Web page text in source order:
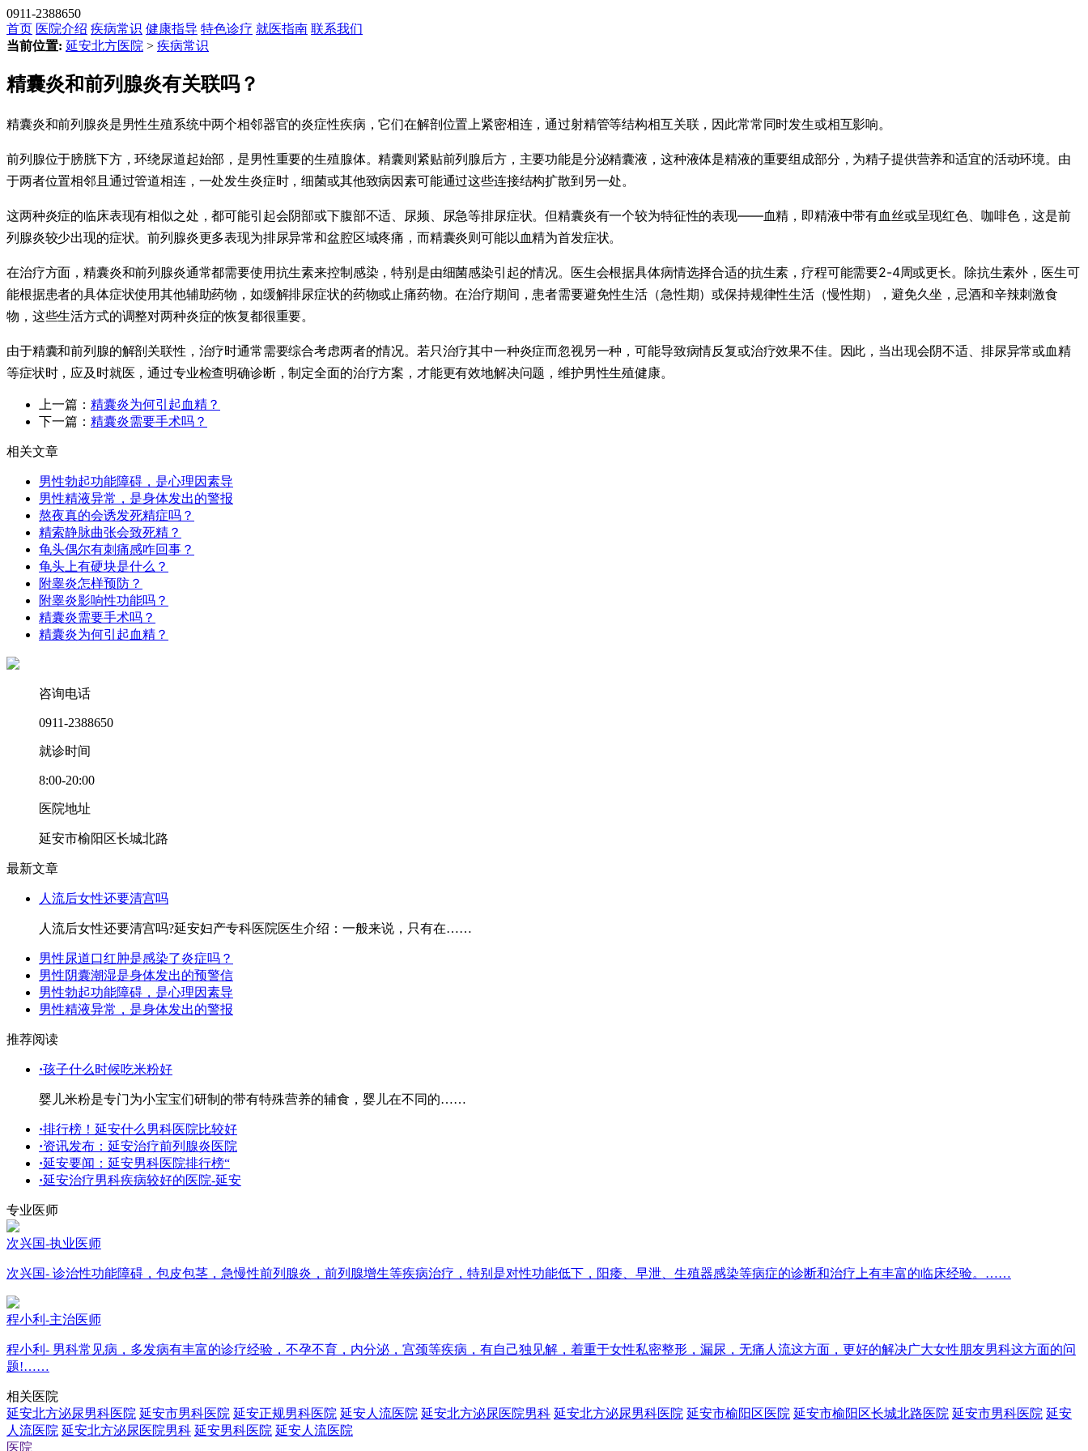
0911-2388650
首页 医院介绍 疾病常识 健康指导 特色诊疗 就医指南 联系我们
当前位置: 延安北方医院 > 疾病常识
​​精囊炎和前列腺炎有关联吗？​
精囊炎和前列腺炎是男性生殖系统中两个相邻器官的炎症性疾病，它们在解剖位置上紧密相连，通过射精管等结构相互关联，因此常常同时发生或相互影响。
前列腺位于膀胱下方，环绕尿道起始部，是男性重要的生殖腺体。精囊则紧贴前列腺后方，主要功能是分泌精囊液，这种液体是精液的重要组成部分，为精子提供营养和适宜的活动环境。由
于两者位置相邻且通过管道相连，一处发生炎症时，细菌或其他致病因素可能通过这些连接结构扩散到另一处。
这两种炎症的临床表现有相似之处，都可能引起会阴部或下腹部不适、尿频、尿急等排尿症状。但精囊炎有一个较为特征性的表现——血精，即精液中带有血丝或呈现红色、咖啡色，这是前
列腺炎较少出现的症状。前列腺炎更多表现为排尿异常和盆腔区域疼痛，而精囊炎则可能以血精为首发症状。
在治疗方面，精囊炎和前列腺炎通常都需要使用抗生素来控制感染，特别是由细菌感染引起的情况。医生会根据具体病情选择合适的抗生素，疗程可能需要2-4周或更长。除抗生素外，医生可
能根据患者的具体症状使用其他辅助药物，如缓解排尿症状的药物或止痛药物。在治疗期间，患者需要避免性生活（急性期）或保持规律性生活（慢性期），避免久坐，忌酒和辛辣刺激食
物，这些生活方式的调整对两种炎症的恢复都很重要。
由于精囊和前列腺的解剖关联性，治疗时通常需要综合考虑两者的情况。若只治疗其中一种炎症而忽视另一种，可能导致病情反复或治疗效果不佳。因此，当出现会阴不适、排尿异常或血精
等症状时，应及时就医，通过专业检查明确诊断，制定全面的治疗方案，才能更有效地解决问题，维护男性生殖健康。
上一篇： ​精囊炎为何引起血精？
下一篇： 精囊炎需要手术吗？​
相关文章
男性勃起功能障碍，是心理因素导
男性精液异常，是身体发出的警报
熬夜真的会诱发死精症吗？
精索静脉曲张会致死精？
龟头偶尔有刺痛感咋回事？​
龟头上有硬块是什么？​
附睾炎怎样预防？​
附睾炎影响性功能吗？​
精囊炎需要手术吗？​
​精囊炎为何引起血精？
咨询电话
0911-2388650
就诊时间
8:00-20:00
医院地址
延安市榆阳区长城北路
最新文章
人流后女性还要清宫吗
人流后女性还要清宫吗?延安妇产专科医院医生介绍：一般来说，只有在……
男性尿道口红肿是感染了炎症吗？
男性阴囊潮湿是身体发出的预警信
男性勃起功能障碍，是心理因素导
男性精液异常，是身体发出的警报
推荐阅读
·孩子什么时候吃米粉好
婴儿米粉是专门为小宝宝们研制的带有特殊营养的辅食，婴儿在不同的……
·排行榜！延安什么男科医院比较好
·资讯发布：延安治疗前列腺炎医院
·延安要闻：延安男科医院排行榜“
·延安治疗男科疾病较好的医院-延安
专业医师
次兴国-执业医师
次兴国- 诊治性功能障碍，包皮包茎，急慢性前列腺炎，前列腺增生等疾病治疗，特别是对性功能低下，阳痿、早泄、生殖器感染等病症的诊断和治疗上有丰富的临床经验。……
程小利-主治医师
程小利- 男科常见病，多发病有丰富的诊疗经验，不孕不育，内分泌，宫颈等疾病，有自己独见解，着重于女性私密整形，漏尿，无痛人流这方面，更好的解决广大女性朋友男科这方面的问
题!……
相关医院
延安北方泌尿男科医院 延安市男科医院 延安正规男科医院 延安人流医院 延安北方泌尿医院男科 延安北方泌尿男科医院 延安市榆阳区医院 延安市榆阳区长城北路医院 延安市男科医院 延安
人流医院 延安北方泌尿医院男科 延安男科医院 延安人流医院
医院